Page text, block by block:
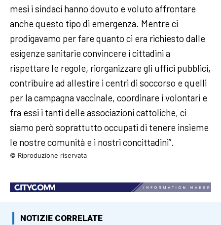
mesi i sindaci hanno dovuto e voluto affrontare
anche questo tipo di emergenza. Mentre ci
prodigavamo per fare quanto ci era richiesto dalle
esigenze sanitarie convincere i cittadini a
rispettare le regole, riorganizzare gli uffici pubblici,
contribuire ad allestire i centri di soccorso e quelli
per la campagna vaccinale, coordinare i volontari e
fra essi i tanti delle associazioni cattoliche, ci
siamo però soprattutto occupati di tenere insieme
le nostre comunità e i nostri concittadini”.
© Riproduzione riservata
NOTIZIE CORRELATE